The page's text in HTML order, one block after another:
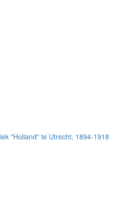
"Holland" te Utrecht, 1894-1918